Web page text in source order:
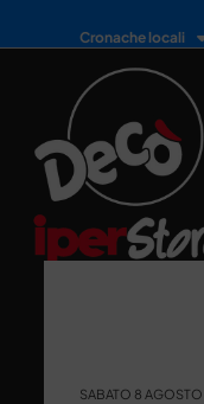
Cronache locali
SABATO 8